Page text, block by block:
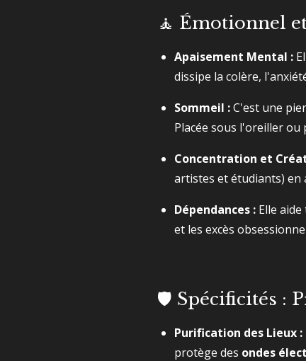
🧘 Émotionnel
Apaisement Mental :
dissipe la colère,
Sommeil :C'est une
Placée sous l'oreiller
Concentration et
artistes et étudiants) en
Dépendances : Elle
et les excès
🛡️ Spécificités :
Purification des Lieux :
protège des ondes